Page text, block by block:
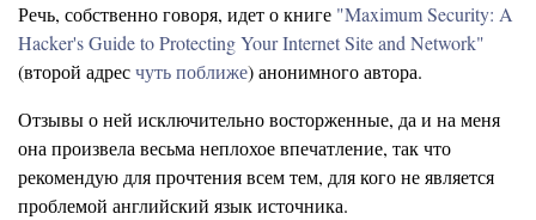
Речь, собственно говоря, идет о книге "Maximum Security: A
Hacker's Guide to Protecting Your Internet Site and Network"
(второй адресчуть поближе) анонимного автора.
Отзывы о ней исключительно восторженные, да и на меня
она произвела весьма неплохое впечатление, так что
рекомендую для прочтения всем тем, для кого не является
проблемой английский язык источника.